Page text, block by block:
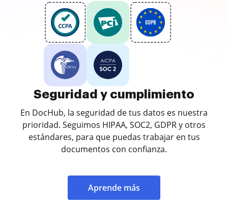
Seguridad y cumplimiento
En DocHub, la seguridad de tus datos es nuestra
prioridad. Seguimos HIPAA, SOC2, GDPR y otros
estándares, para que puedas trabajar en tus
documentos con confianza.
Aprende más